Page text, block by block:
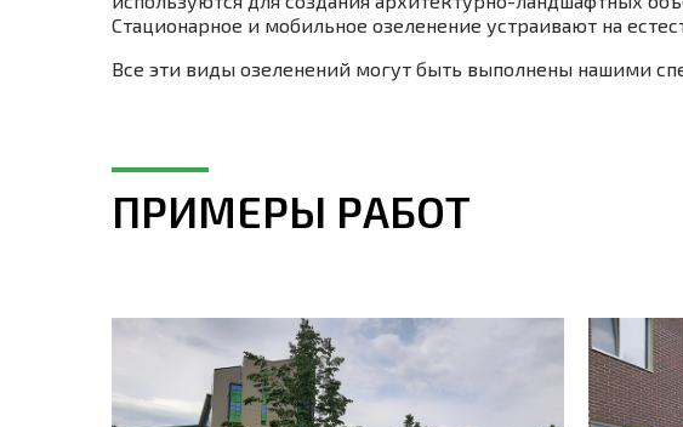
Стационарное и мобильное озеленение устраивают на
Все эти виды озеленений могут быть выполнены нашими
ПРИМЕРЫ РАБОТ